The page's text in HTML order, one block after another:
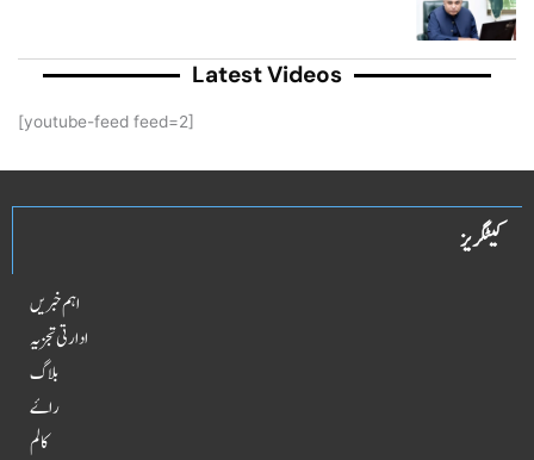
Latest Videos
[youtube-feed feed=2]
کیٹگریز
اہم خبریں
ادارتی تجزیہ
بلاگ
راۓ
کالم